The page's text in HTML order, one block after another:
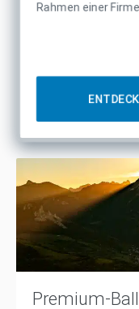
Rahmen einer
Premium-